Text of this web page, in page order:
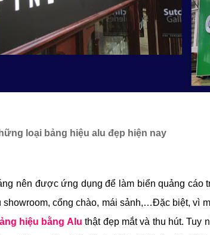
loại bảng hiệu alu đẹp hiện nay
nên đượcứng dụng để làm biển quảng cáo
showroom, cổng chào, mái sảnh,…Đặc biệt, vì
hiệu bằng Aluthật đẹp mắt và thu hút. Tuy